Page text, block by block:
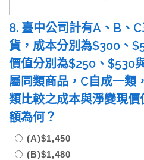
8. 臺中公司計有A、B、
貨，成本分別為$300、
價值分別為$250、$530
屬同類商品，C自成一類
類比較之成本與淨變現
額為何？
(A)$1,450
(B)$1,480